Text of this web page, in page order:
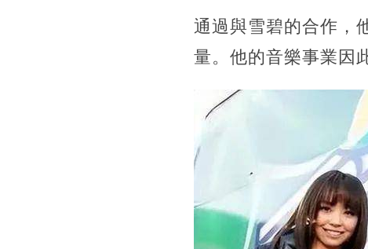
通過與雪碧的合作，
量。他的音樂事業因